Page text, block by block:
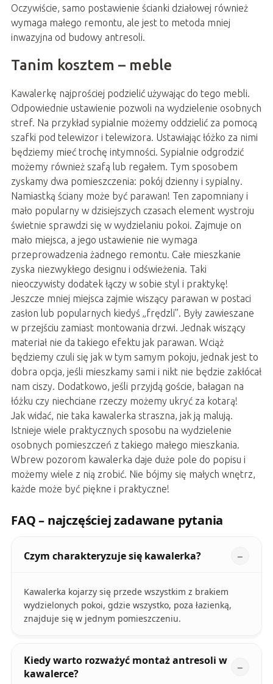
Oczywiście, samo postawienie ścianki działowej również
wymaga małego remontu, ale jest to metoda mniej
inwazyjna od budowy antresoli.
Tanim kosztem – meble
Kawalerkę najprościej podzielić używając do tego mebli.
Odpowiednie ustawienie pozwoli na wydzielenie osobnych
stref. Na przykład sypialnie możemy oddzielić za pomocą
szafki pod telewizor i telewizora. Ustawiając łóżko za nimi
będziemy mieć trochę intymności. Sypialnie odgrodzić
możemy również szafą lub regałem. Tym sposobem
zyskamy dwa pomieszczenia: pokój dzienny i sypialny.
Namiastką ściany może być parawan! Ten zapomniany i
mało popularny w dzisiejszych czasach element wystroju
świetnie sprawdzi się w wydzielaniu pokoi. Zajmuje on
mało miejsca, a jego ustawienie nie wymaga
przeprowadzenia żadnego remontu. Całe mieszkanie
zyska niezwykłego designu i odświeżenia. Taki
nieoczywisty dodatek łączy w sobie styl i praktykę!
Jeszcze mniej miejsca zajmie wiszący parawan w postaci
zasłon lub popularnych kiedyś „frędzli”. Były zawieszane
w przejściu zamiast montowania drzwi. Jednak wiszący
materiał nie da takiego efektu jak parawan. Wciąż
będziemy czuli się jak w tym samym pokoju, jednak jest to
dobra opcja, jeśli mieszkamy sami i nikt nie będzie zakłócał
nam ciszy. Dodatkowo, jeśli przyjdą goście, bałagan na
łóżku czy niechciane rzeczy możemy ukryć za kotarą!
Jak widać, nie taka kawalerka straszna, jak ją malują.
Istnieje wiele praktycznych sposobu na wydzielenie
osobnych pomieszczeń z takiego małego mieszkania.
Wbrew pozorom kawalerka daje duże pole do popisu i
możemy wiele z nią zrobić. Nie bójmy się małych wnętrz,
każde może być piękne i praktyczne!
FAQ – najczęściej zadawane pytania
Czym charakteryzuje się kawalerka?
Kawalerka kojarzy się przede wszystkim z brakiem
wydzielonych pokoi, gdzie wszystko, poza łazienką,
znajduje się w jednym pomieszczeniu.
Kiedy warto rozważyć montaż antresoli w
kawalerce?